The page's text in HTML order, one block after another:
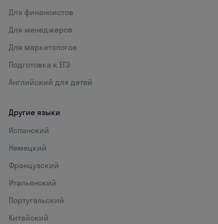
Для финансистов
Для менеджеров
Для маркетологов
Подготовка к ЕГЭ
Английский для детей
Другие языки
Испанский
Немецкий
Французский
Итальянский
Португальский
Китайский